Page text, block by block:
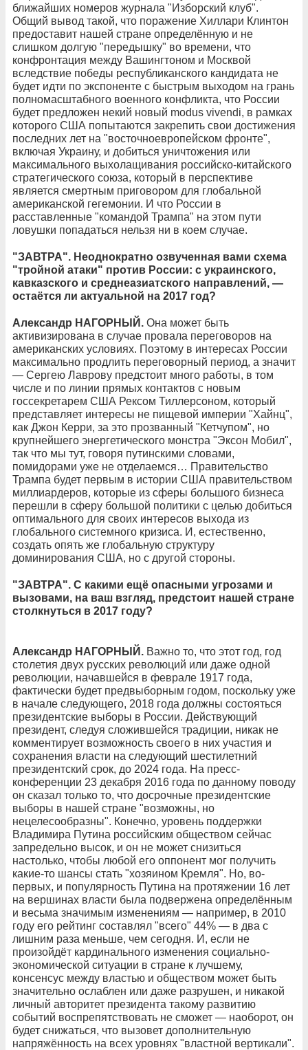
ближайших номеров журнала "Изборский клуб".
Общий вывод такой, что поражение Хиллари Клинтон
предоставит нашей стране определённую и не
слишком долгую "передышку" во времени, что
конфронтация между Вашингтоном и Москвой
вследствие победы республиканского кандидата не
будет идти по экспоненте с быстрым выходом на грань
полномасштабного военного конфликта, что России
будет предложен некий новый modus vivendi, в рамках
которого США попытаются закрепить свои достижения
последних лет на "восточноевропейском фронте",
включая Украину, и добиться уничтожения или
максимального выхолащивания российско-китайского
стратегического союза, который в перспективе
является смертным приговором для глобальной
американской гегемонии. И что России в
расставленные "командой Трампа" на этом пути
ловушки попадаться нельзя ни в коем случае.
"ЗАВТРА". Неоднократно озвученная вами схема
"тройной атаки" против России: с украинского,
кавказского и среднеазиатского направлений, —
остаётся ли актуальной на 2017 год?
Александр НАГОРНЫЙ. Она может быть
активизирована в случае провала переговоров на
американских условиях. Поэтому в интересах России
максимально продлить переговорный период, а значит
— Сергею Лаврову предстоит много работы, в том
числе и по линии прямых контактов с новым
госсекретарем США Рексом Тиллерсоном, который
представляет интересы не пищевой империи "Хайнц",
как Джон Керри, за это прозванный "Кетчупом", но
крупнейшего энергетического монстра "Эксон Мобил",
так что мы тут, говоря путинскими словами,
помидорами уже не отделаемся… Правительство
Трампа будет первым в истории США правительством
миллиардеров, которые из сферы большого бизнеса
перешли в сферу большой политики с целью добиться
оптимального для своих интересов выхода из
глобального системного кризиса. И, естественно,
создать опять же глобальную структуру
доминирования США, но с другой стороны.
"ЗАВТРА". С какими ещё опасными угрозами и
вызовами, на ваш взгляд, предстоит нашей стране
столкнуться в 2017 году?
Александр НАГОРНЫЙ. Важно то, что этот год, год
столетия двух русских революций или даже одной
революции, начавшейся в феврале 1917 года,
фактически будет предвыборным годом, поскольку уже
в начале следующего, 2018 года должны состояться
президентские выборы в России. Действующий
президент, следуя сложившейся традиции, никак не
комментирует возможность своего в них участия и
сохранения власти на следующий шестилетний
президентский срок, до 2024 года. На пресс-
конференции 23 декабря 2016 года по данному поводу
он сказал только то, что досрочные президентские
выборы в нашей стране "возможны, но
нецелесообразны". Конечно, уровень поддержки
Владимира Путина российским обществом сейчас
запредельно высок, и он не может снизиться
настолько, чтобы любой его оппонент мог получить
какие-то шансы стать "хозяином Кремля". Но, во-
первых, и популярность Путина на протяжении 16 лет
на вершинах власти была подвержена определённым
и весьма значимым изменениям — например, в 2010
году его рейтинг составлял "всего" 44% — в два с
лишним раза меньше, чем сегодня. И, если не
произойдёт кардинального изменения социально-
экономической ситуации в стране к лучшему,
консенсус между властью и обществом может быть
значительно ослаблен или даже разрушен, и никакой
личный авторитет президента такому развитию
событий воспрепятствовать не сможет — наоборот, он
будет снижаться, что вызовет дополнительную
напряжённость на всех уровнях "властной вертикали".